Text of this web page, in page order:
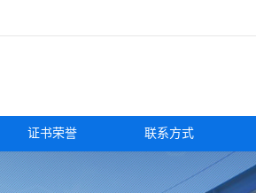
证书荣誉 联系方式